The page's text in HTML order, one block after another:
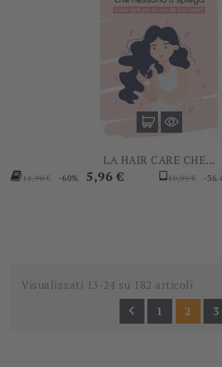
LA HAIR CARE CHE...
Prezzo
14,90 € -60% Prezzo
5,96 €
Prezzo
10,99 € -
Visualizzati 13-24 su 182 articoli
 1 2 3